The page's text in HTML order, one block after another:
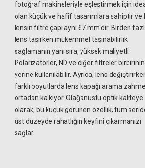
fotoğraf makineleriyle eşleştirmek için
olan küçük ve hafif tasarımlara sahiptir ve
lensin filtre çapı aynı 67 mm'dir. Birden
lens taşırken mükemmel taşınabilirlik
sağlamanın yanı sıra, yüksek maliyetli
Polarizatörler, ND ve diğer filtreler birbirinin
yerine kullanılabilir. Ayrıca, lens
farklı boyutlarda lens kapağı arama
ortadan kalkıyor. Olağanüstü optik kaliteye
olarak, bu küçük görünen özellik, tüm
üst düzeyde rahatlığın keyfini çıkarmanızı
sağlar.